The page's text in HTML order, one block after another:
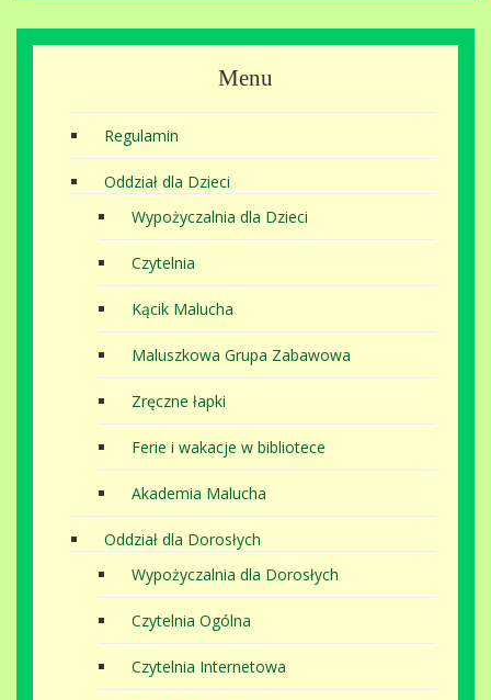
Menu
Regulamin
Oddział dla Dzieci
Wypożyczalnia dla Dzieci
Czytelnia
Kącik Malucha
Maluszkowa Grupa Zabawowa
Zręczne łapki
Ferie i wakacje w bibliotece
Akademia Malucha
Oddział dla Dorosłych
Wypożyczalnia dla Dorosłych
Czytelnia Ogólna
Czytelnia Internetowa